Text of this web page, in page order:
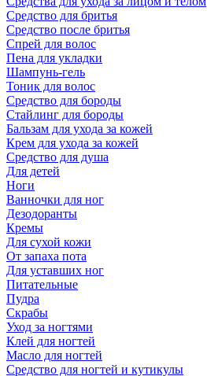
Средство для бритья
Средство после бритья
Спрей для волос
Пена для укладки
Шампунь-гель
Тоник для волос
Средство для бороды
Стайлинг для бороды
Бальзам для ухода за кожей
Крем для ухода за кожей
Средство для душа
Для детей
Ноги
Ванночки для ног
Дезодоранты
Кремы
Для сухой кожи
От запаха пота
Для уставших ног
Питательные
Пудра
Скрабы
Уход за ногтями
Клей для ногтей
Масло для ногтей
Средство для ногтей и кутикулы